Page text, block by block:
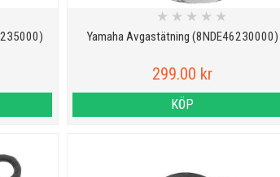
Yamaha Avgastätning (8NDE46230000)
★ ★ ★ ★ ★
299.00 kr
KÖP